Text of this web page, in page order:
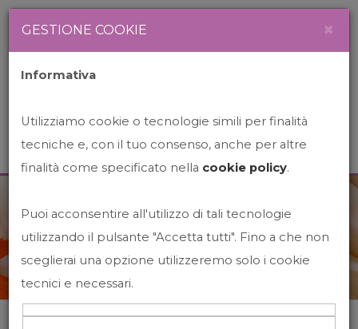
News&Events
Home News&events
GESTIONE COOKIE ×
Informativa
Utilizziamo cookie o tecnologie simili per finalità
tecniche e, con il tuo consenso, anche per altre
finalità come specificato nella cookie policy.
Puoi acconsentire all'utilizzo di tali tecnologie
utilizzando il pulsante "Accetta tutti". Fino a che non
sceglierai una opzione utilizzeremo solo i cookie
tecnici e necessari.